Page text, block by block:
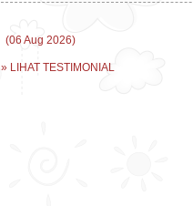
(06 Aug 2026)
» LIHAT TESTIMONIAL